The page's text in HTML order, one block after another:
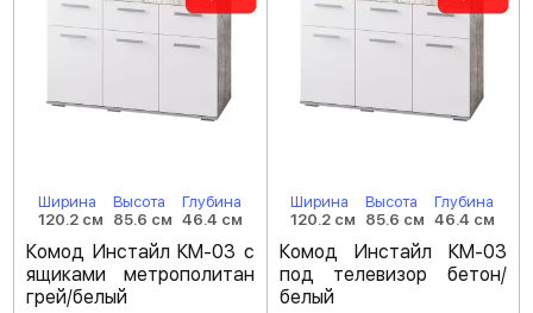
Ширина
120.2 см
Высота
85.6 см
Глубина
46.4 см
Комод Инстайл КМ-03 с
ящиками метрополитан
грей/белый
Ширина
120.2 см
Высота
85.6 см
Глубина
46.4 см
Комод Инстайл КМ-03
под телевизор бетон/
белый